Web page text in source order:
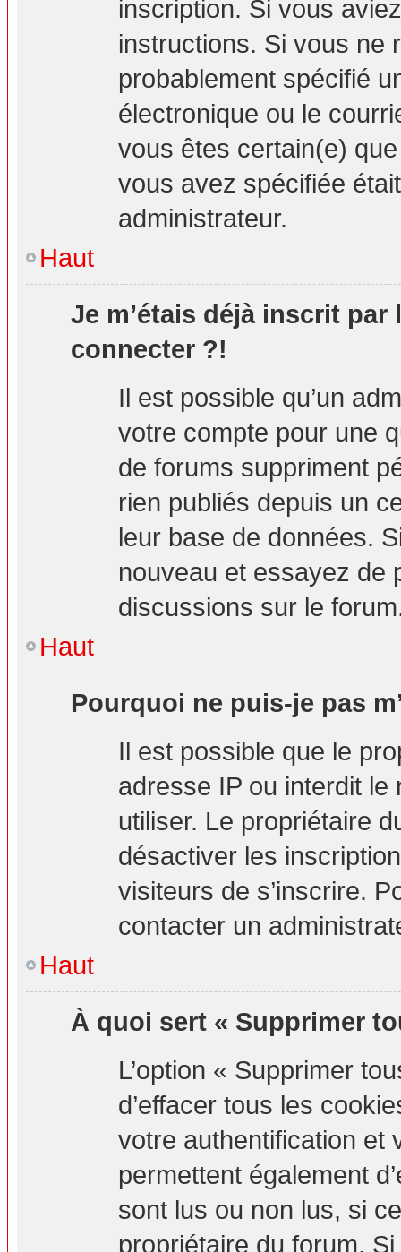
inscription. Si vous
instructions. Si vous ne
probablement spécifié
électronique ou le
vous êtes certain(e)
vous avez spécifiée
administrateur.
Haut
Je m’étais déjà inscrit
connecter ?!
Il est possible qu’un
votre compte pour une
de forums suppriment
rien publiés depuis un
leur base de données.
nouveau et essayez de
discussions sur le
Haut
Pourquoi ne puis-je pas
Il est possible que le
adresse IP ou interdit le
utiliser. Le propriétaire
désactiver les
visiteurs de s’inscrire.
contacter un
Haut
À quoi sert « Supprimer
L’option « Supprimer
d’effacer tous les
votre authentification et
permettent également
sont lus ou non lus, si
propriétaire du forum.